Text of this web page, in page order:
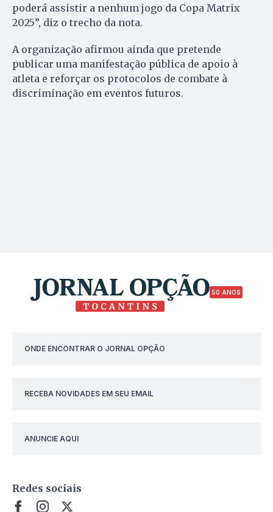
poderá assistir a nenhum jogo da Copa Matrix
2025”, diz o trecho da nota.
A organização afirmou ainda que pretende
publicar uma manifestação pública de apoio à
atleta e reforçar os protocolos de combate à
discriminação em eventos futuros.
50 ANOS
ONDE ENCONTRAR O JORNAL OPÇÃO
RECEBA NOVIDADES EM SEU EMAIL
ANUNCIE AQUI
Redes sociais